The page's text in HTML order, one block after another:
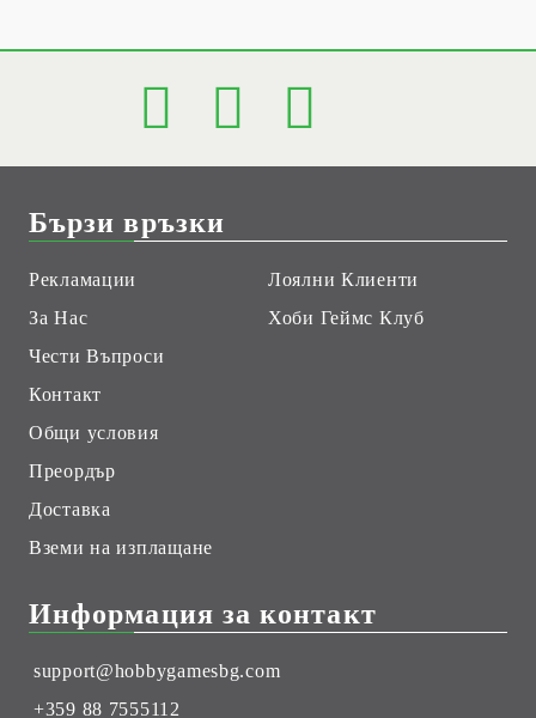
Бързи връзки
Рекламации
За Нас
Чести Въпроси
Контакт
Общи условия
Преордър
Доставка
Вземи на изплащане
Лоялни Клиенти
Хоби Геймс Клуб
Информация за контакт
support@hobbygamesbg.com
+359 88 7555112